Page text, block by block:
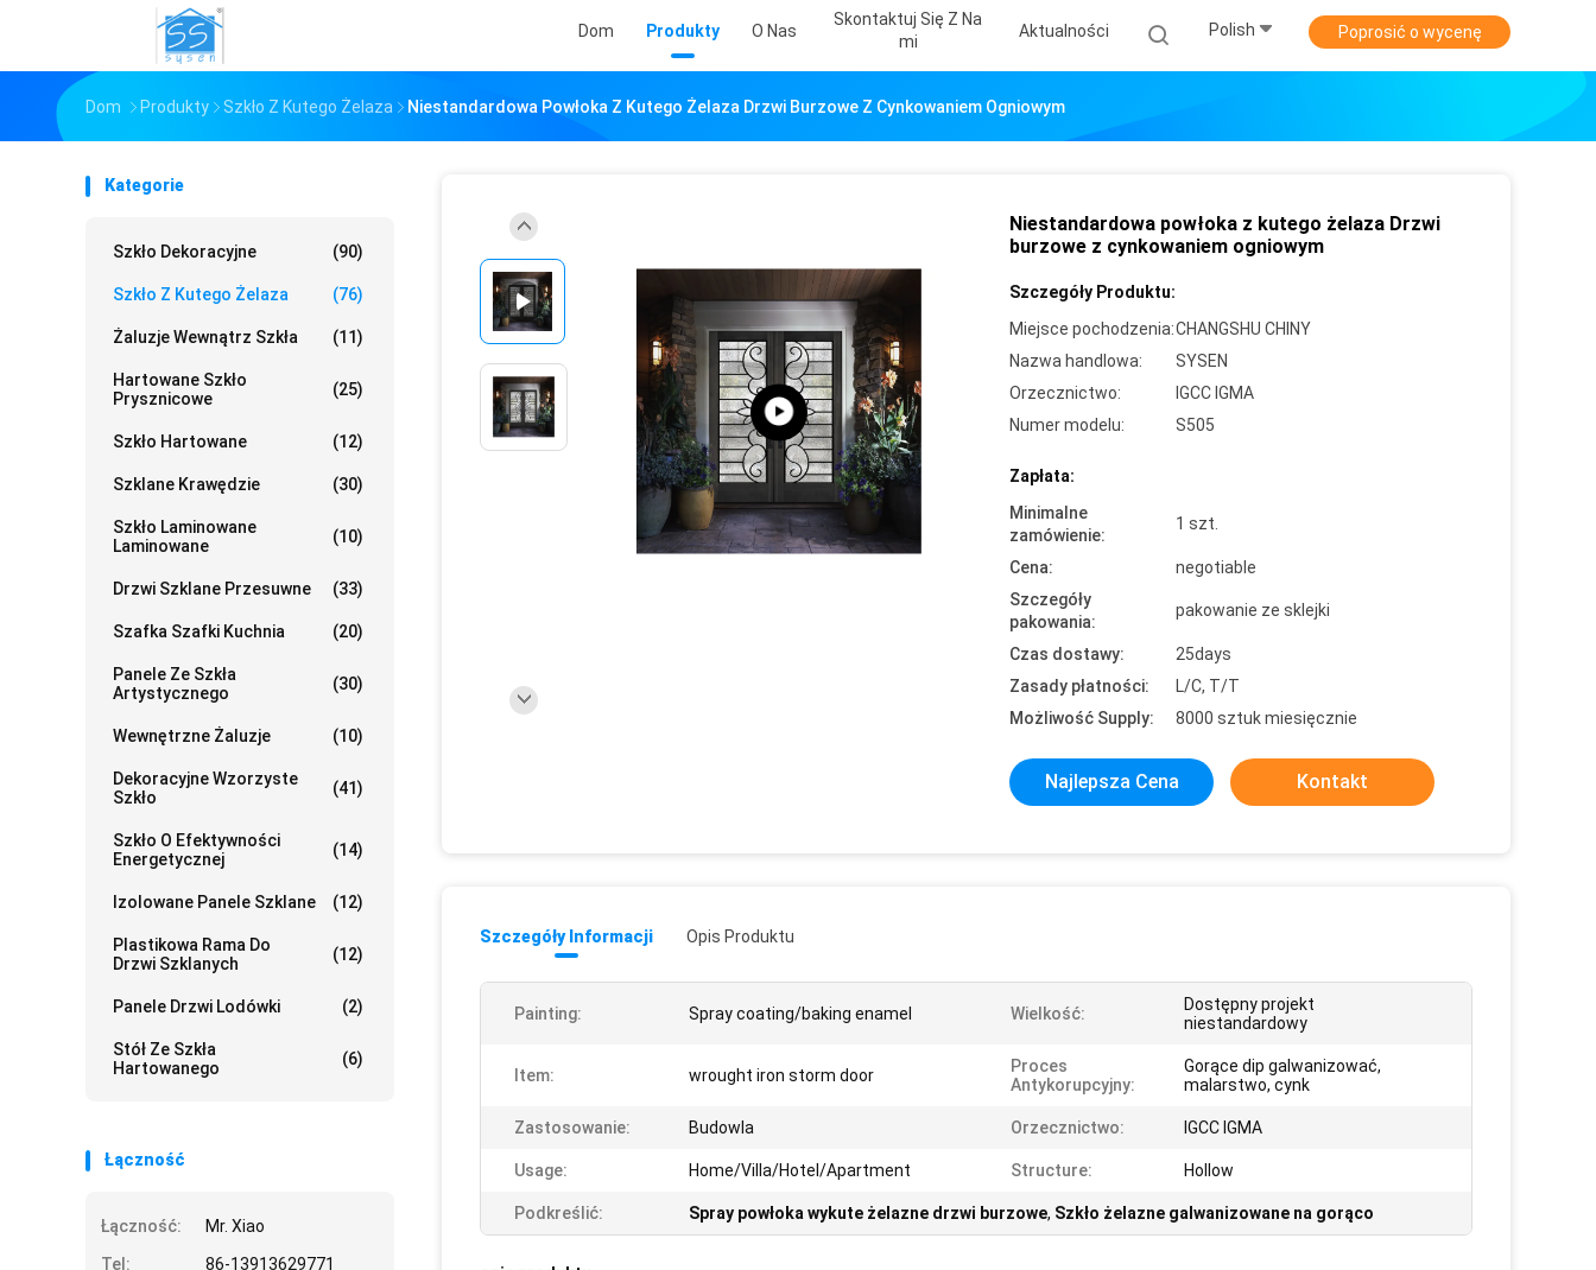
Dom Produkty O Nas
Skontaktuj Się Z Na
Mi
Aktualności Polish Poprosić o wycenę
Dom Produkty Szkło Z Kutego Żelaza Niestandardowa Powłoka Z Kutego Żelaza Drzwi Burzowe Z Cynkowaniem Ogniowym
Kategorie
Szkło Dekoracyjne (90)
Szkło Z Kutego Żelaza (76)
Żaluzje Wewnątrz Szkła (11)
Hartowane Szkło
Prysznicowe
(25)
Szkło Hartowane (12)
Szklane Krawędzie (30)
Szkło Laminowane
Laminowane
(10)
Drzwi Szklane Przesuwne (33)
Szafka Szafki Kuchnia (20)
Panele Ze Szkła
Artystycznego
(30)
Wewnętrzne Żaluzje (10)
Dekoracyjne Wzorzyste
Szkło
(41)
Szkło O Efektywności
Energetycznej
(14)
Izolowane Panele Szklane (12)
Plastikowa Rama Do
Drzwi Szklanych
(12)
Panele Drzwi Lodówki (2)
Stół Ze Szkła
Hartowanego
(6)
Łączność
Łączność:
Mr. Xiao
Tel:
86-13913629771
Niestandardowa powłoka z kutego żelaza Drzwi
burzowe z cynkowaniem ogniowym
Szczegóły Produktu:
Miejsce pochodzenia:CHANGSHU CHINY
Nazwa handlowa:
SYSEN
Orzecznictwo:
IGCC IGMA
Numer modelu:
S505
Zapłata:
Minimalne
zamówienie:
1 szt.
Cena:
negotiable
Szczegóły
pakowania:
pakowanie ze sklejki
Czas dostawy:
25days
Zasady płatności:
L/C, T/T
Możliwość Supply:
8000 sztuk miesięcznie
Najlepsza Cena Kontakt
Szczegóły Informacji Opis Produktu
Painting: Spray coating/baking enamel Wielkość:
Dostępny projekt
niestandardowy
Item: wrought iron storm door
Proces
Antykorupcyjny:
Gorące dip galwanizować,
malarstwo, cynk
Zastosowanie: Budowla Orzecznictwo: IGCC IGMA
Usage: Home/Villa/Hotel/Apartment Structure: Hollow
Podkreślić: Spray powłoka wykute żelazne drzwi burzowe, Szkło żelazne galwanizowane na gorąco